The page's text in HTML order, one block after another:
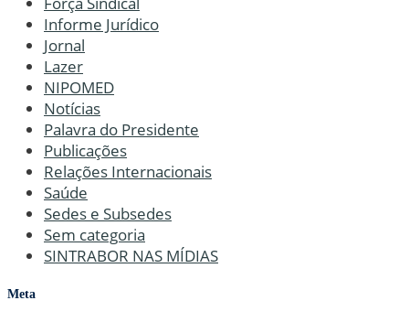
Informe Jurídico
Jornal
Lazer
NIPOMED
Notícias
Palavra do Presidente
Publicações
Relações Internacionais
Saúde
Sedes e Subsedes
Sem categoria
SINTRABOR NAS MÍDIAS
Meta